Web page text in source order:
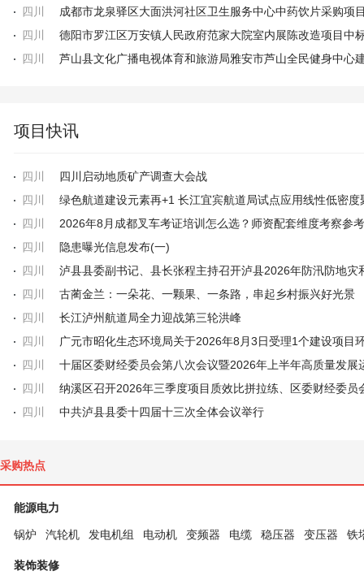
四川
四川
四川
项目快讯
四川
四川启动地质矿产调查大会战
四川
四川
2026年8月成都叉车考证培训怎么选？师资配套维度考察参
四川
隐患曝光信息发布(一)
四川
四川
古蔺金兰：一朵花、一颗果、一条路，串起乡村振兴好光景
四川
长江泸州航道局全力迎战第三轮洪峰
四川
四川
四川
四川
中共泸县县委十四届十三次全体会议举行
采购热点
能源电力
锅炉 汽轮机 发电机组 电动机 变频器 电缆 稳压器 变压器 铁
装饰装修